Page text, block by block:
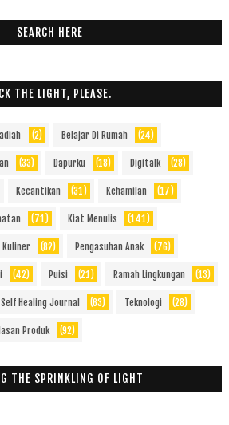
SEARCH HERE
THE LIGHT, PLEASE.
(2) Belajar Di Rumah (24)
(33) Dapurku (18) Digitalk (28)
Kecantikan (31) Kehamilan (17)
(71) Kiat Menulis (141)
Kuliner (82) Pengasuhan Anak (76)
(42) Puisi (21) Ramah Lingkungan (13)
Self Healing Journal (63) Teknologi (28)
Produk (92)
THE SPRINKLING OF LIGHT